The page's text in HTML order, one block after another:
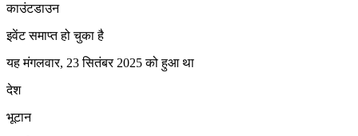
काउंटडाउन
इवेंट समाप्त हो चुका है
यह मंगलवार, 23 सितंबर 2025 को हुआ था
देश
भूटान